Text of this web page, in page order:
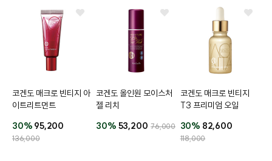
코겐도 매크로 빈티지 아
이트리트먼트
30% 95,200
136,000
코겐도 올인원 모이스처
젤 리치
30% 53,200 76,000
코겐도 매크로 빈티지
T3 프리미엄 오일
30% 82,600
118,000